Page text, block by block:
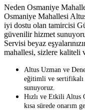
Neden Osmaniye
Osmaniye Mahallesi
iyi dostu olan tamircisi
güvenilir hizmet
Servisi beyaz
mahallesi, sizlere kaliteli
Altus Uzman ve
eğitimli ve
sunuyoruz.
Hızlı ve Etkili Altus
kısa sürede onarım